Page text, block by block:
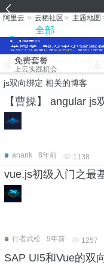
阿里云 > 云栖社区 > 主题地图
全部
免费套餐
上云实践机会
js双向绑定 相关的博客
anank
8年前 1138
vue.js初级入门之最
行者武松
9年前 1257
SAP UI5和Vue的双